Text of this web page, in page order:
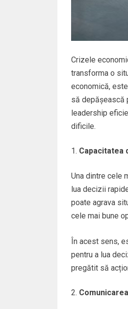
Crizele
transforma o
economică,
să depășească
leadership
dificile.
Capacitatea
Una dintre cele
lua decizii
poate agrava
cele mai bune
În acest sens,
pentru a lua
pregătit să